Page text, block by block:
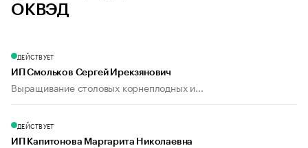
ОКВЭД
ДЕЙСТВУЕТ
ИП Смольков Сергей Ирекзянович
Выращивание столовых корнеплодных и...
ДЕЙСТВУЕТ
ИП Капитонова Маргарита Николаевна